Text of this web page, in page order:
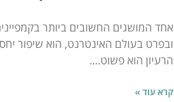
אחד המושגים החשובים ביותר
ובפרט בעולם האינטרנט, הוא שיפור
הרעיון הוא פשוט....
קרא עוד »